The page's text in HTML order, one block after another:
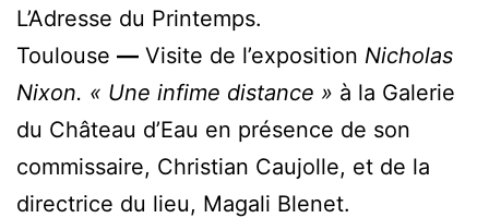
L’Adresse du Printemps.
Toulouse — Visite de l’exposition Nicholas
Nixon. « Une infime distance » à la Galerie
du Château d’Eau en présence de son
commissaire, Christian Caujolle, et de la
directrice du lieu, Magali Blenet.